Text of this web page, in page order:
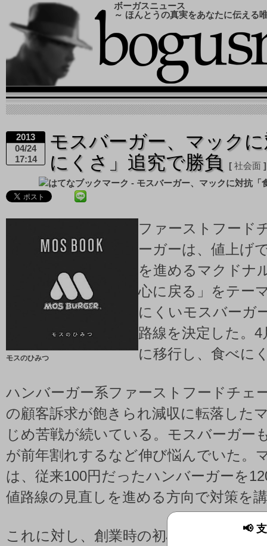
📢
ボーガスニュース
～ ほんとうの真実をあなたに伝える
2013
04/24
17:14
モスバーガー、マック
にくさ」追究で勝負
社会面
モスのひみつ
ファーストフード
ーガーは、値上げ
を進めるマクドナ
心に戻る」をテー
にくいモスバーガ
路線を決定した。
に移行し、食べに
ハンバーガー系ファーストフードチェ
の顧客訴求が飽きられ減収に転落した
じめ苦戦が続いている。モスバーガー
が前年割れするなど伸び悩んでいた。
は、従来100円だったハンバーガーを
値路線の見直しを進める方向で対策を
これに対し、創業時の初心に帰るとい